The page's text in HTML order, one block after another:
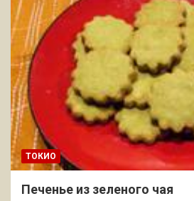
ТОКИО
Печенье из зеленого чая